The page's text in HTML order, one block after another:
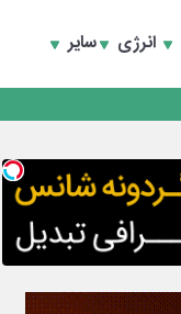
انرژی سایر